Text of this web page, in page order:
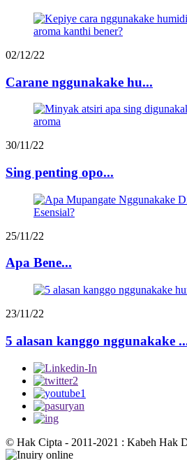
02/12/22
Carane nggunakake hu...
30/11/22
Sing penting opo...
25/11/22
Apa Bene...
23/11/22
5 alasan kanggo nggunakake
© Hak Cipta - 2011-2021 : Kabeh Hak